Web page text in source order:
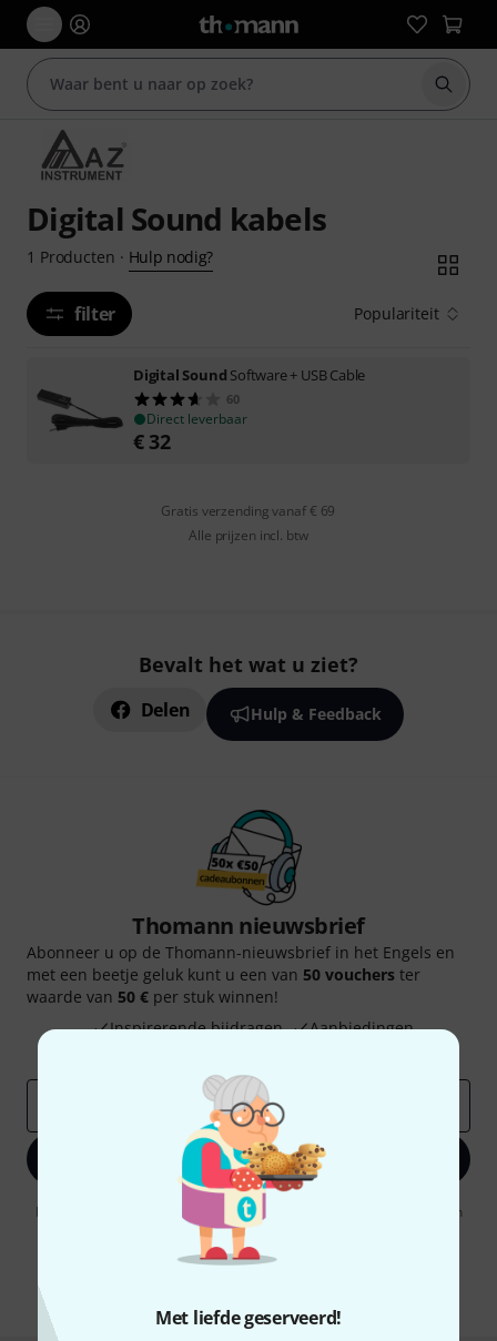
Met liefde geserveerd!
Zoek
Digital Sound kabels
1 Producten · Hulp nodig?
filter Populariteit
Digital Sound Software + USB Cable
60
Direct leverbaar
€ 32
Gratis verzending vanaf € 69
Alle prijzen incl. btw
Bevalt het wat u ziet?
Delen Hulp & Feedback
Thomann nieuwsbrief
Abonneer u op de Thomann-nieuwsbrief in het Engels en
met een beetje geluk kunt u een van 50 vouchers ter
waarde van 50 € per stuk winnen!
Inspirerende bijdragen
Aanbiedingen
Registreer nu
Door op "Registreer nu" te klikken, gaat u akkoord met het ontvangen
van e-mailreclame. U kunt zich op elk moment afmelden. Meer
informatie over de nieuwsbrief vindt u in onze
gegevensbescherming